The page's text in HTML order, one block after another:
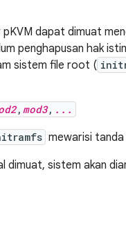
dapat dimuat
penghapusan hak
sistem file root (
, mod3, ...
mewarisi tanda
dimuat, sistem akan